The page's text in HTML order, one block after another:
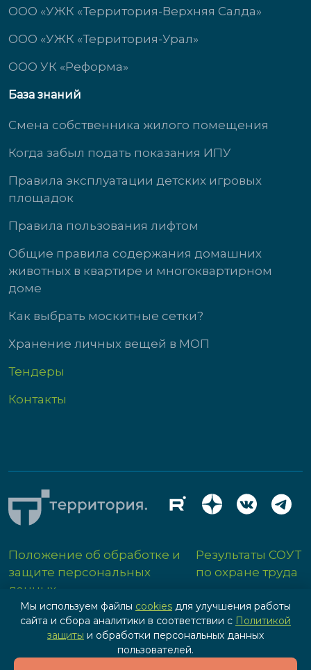
ООО «УЖК «Территория-Верхняя Салда»
ООО «УЖК «Территория-Урал»
ООО УК «Реформа»
База знаний
Смена собственника жилого помещения
Когда забыл подать показания ИПУ
Правила эксплуатации детских игровых
площадок
Правила пользования лифтом
Общие правила содержания домашних
животных в квартире и многоквартирном
доме
Как выбрать москитные сетки?
Хранение личных вещей в МОП
Тендеры
Контакты
Положение об обработке и
защите персональных
данных
Результаты СОУТ
по охране труда
Мы используем файлы cookies для улучшения работы
сайта и сбора аналитики в соответствии с Политикой
защиты и обработки персональных данных
пользователей.